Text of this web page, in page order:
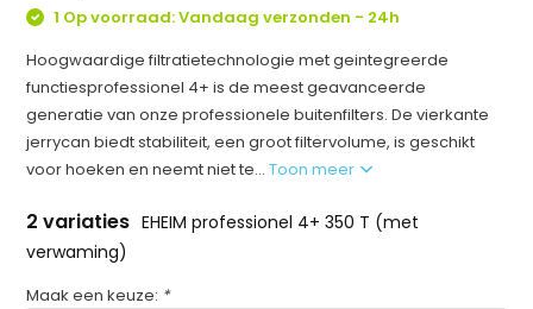
1 Op voorraad: Vandaag verzonden - 24h
Hoogwaardige filtratietechnologie met geintegreerde
functiesprofessionel 4+ is de meest geavanceerde
generatie van onze professionele buitenfilters. De vierkante
jerrycan biedt stabiliteit, een groot filtervolume, is geschikt
voor hoeken en neemt niet te...Toon meer
2 variaties EHEIM professionel 4+ 350 T (met
verwaming)
Maak een keuze: *